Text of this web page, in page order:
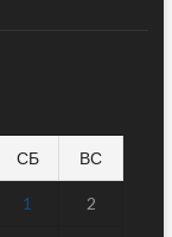
СБ ВС
1 2